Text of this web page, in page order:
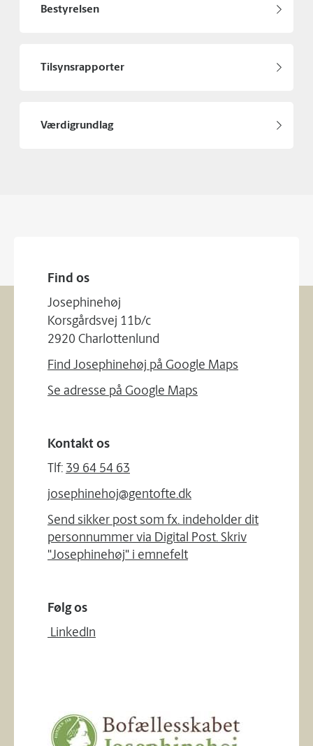
Bestyrelsen
Tilsynsrapporter
Værdigrundlag
Find os
Josephinehøj
Korsgårdsvej 11b/c
2920 Charlottenlund
Find Josephinehøj på Google Maps
Se adresse på Google Maps
Kontakt os
Tlf: 39 64 54 63
josephinehoj@gentofte.dk
Send sikker post som fx. indeholder dit
personnummer via Digital Post. Skriv
"Josephinehøj" i emnefelt
Følg os
LinkedIn